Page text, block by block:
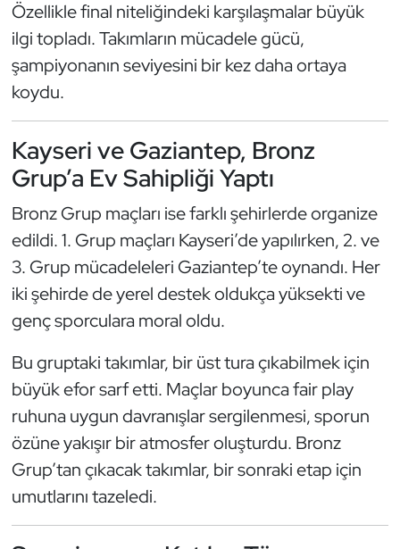
Özellikle final niteliğindeki karşılaşmalar büyük
ilgi topladı. Takımların mücadele gücü,
şampiyonanın seviyesini bir kez daha ortaya
koydu.
Kayseri ve Gaziantep, Bronz
Grup’a Ev Sahipliği Yaptı
Bronz Grup maçları ise farklı şehirlerde organize
edildi. 1. Grup maçları Kayseri’de yapılırken, 2. ve
3. Grup mücadeleleri Gaziantep’te oynandı. Her
iki şehirde de yerel destek oldukça yüksekti ve
genç sporculara moral oldu.
Bu gruptaki takımlar, bir üst tura çıkabilmek için
büyük efor sarf etti. Maçlar boyunca fair play
ruhuna uygun davranışlar sergilenmesi, sporun
özüne yakışır bir atmosfer oluşturdu. Bronz
Grup’tan çıkacak takımlar, bir sonraki etap için
umutlarını tazeledi.
Muay Thai
Okçuluk
Oryantiring
Özel Sporcular
Paralimpik
Satranç
Su Topu
Sualtı Sporları
Tekvando